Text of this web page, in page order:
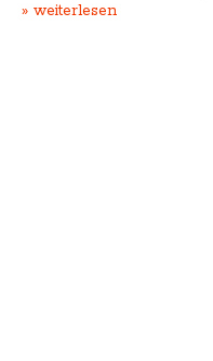
» weiterlesen